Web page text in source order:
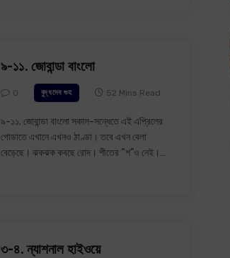
৯-১১. জোবান্ডা বাংলো
0 বুদ্ধদেব গুহ 52 Mins Read
৯-১১. জোবান্ডা বাংলো সকাল-সন্ধেতে এই এপ্রিলের
গোডাতে এখানে এখনও ঠাণ্ডা। তবে এখন বেলা
বেড়েছে। ঝকঝক কবছে রোদ। শীতের “শ”ও নেই।…
৩-৪. ন্যাশনাল হাইওয়ে